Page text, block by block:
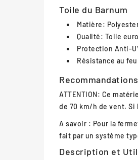
Toile du Barnum
Matière:
Qualité: Toile
Protection Anti-
Résistance au
ATTENTION: Ce
de 70 km/h de vent. Si
A savoir : Pour la
fait par un système
Description et